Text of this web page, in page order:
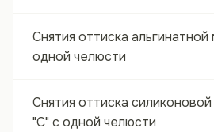
Снятия оттиска альгинатной
одной челюсти
Снятия оттиска
"С" с одной челюсти